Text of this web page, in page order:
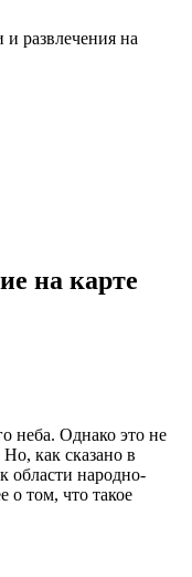
развлечения на
на карте
неба. Однако это не
как сказано в
области народно-
о том, что такое